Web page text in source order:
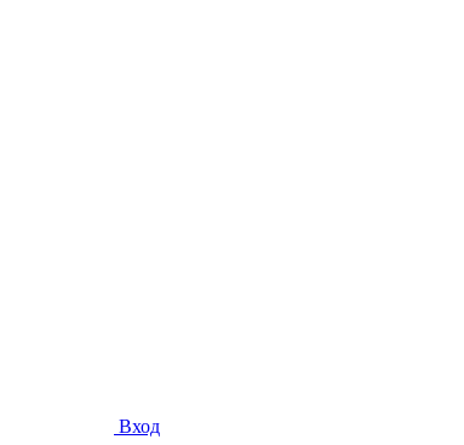
Вход